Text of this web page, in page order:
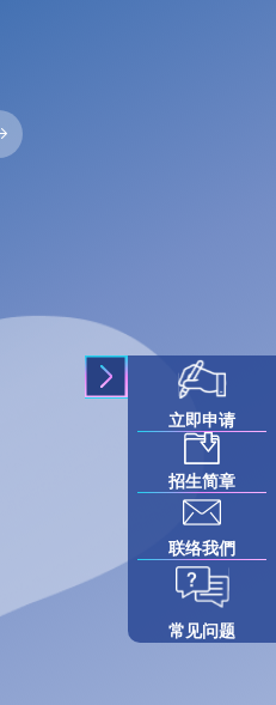
立即申请
招生简章
联络我們
常见问题